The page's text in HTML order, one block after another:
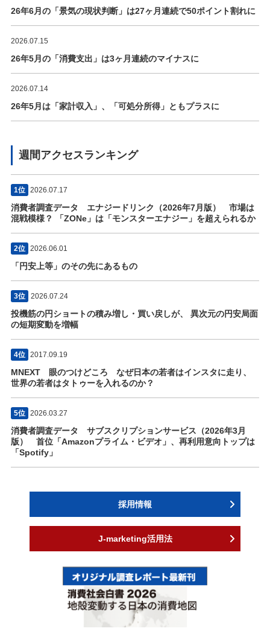
26年6月の「景気の現状判断」は27ヶ月連続で50ポイント割れに
2026.07.15
26年5月の「消費支出」は3ヶ月連続のマイナスに
2026.07.14
26年5月は「家計収入」、「可処分所得」ともプラスに
週間アクセスランキング
1位 2026.07.17
消費者調査データ エナジードリンク（2026年7月版） 市場は
混戦模様？ 「ZONe」は「モンスターエナジー」を超えられるか
2位 2026.06.01
「円安上等」のその先にあるもの
3位 2026.07.24
投機筋の円ショートの積み増し・買い戻しが、 異次元の円安局面
の短期変動を増幅
4位 2017.09.19
MNEXT 眼のつけどころ なぜ日本の若者はインスタに走り、
世界の若者はタトゥーを入れるのか？
5位 2026.03.27
消費者調査データ サブスクリプションサービス（2026年3月
版） 首位「Amazonプライム・ビデオ」、再利用意向トップは
「Spotify」
採用情報
J-marketing活用法